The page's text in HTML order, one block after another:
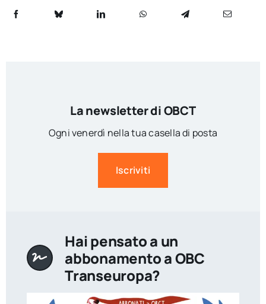
La newsletter di OBCT
Ogni venerdì nella tua casella di posta
Iscriviti
Hai pensato a un
abbonamento a OBC
Transeuropa?